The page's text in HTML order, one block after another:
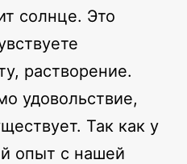
солнце. Это
растворение.
удовольствие,
Так как у
опыт с нашей